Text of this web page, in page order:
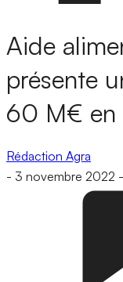
Aide
présente
60 M€ en
Rédaction Agra
- 3 novembre 2022 -